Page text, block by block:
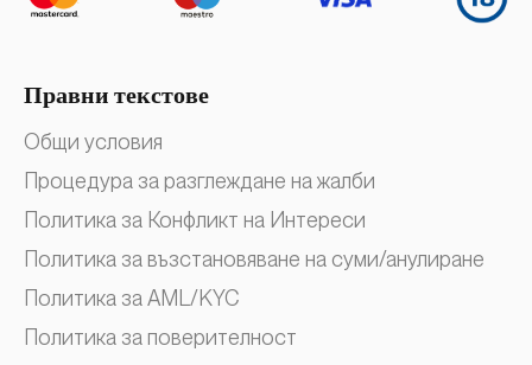
Правни текстове
Общи условия
Процедура за разглеждане на жалби
Политика за Конфликт на Интереси
Политика за възстановяване на суми/анулиране
Политика за AML/KYC
Политика за поверителност